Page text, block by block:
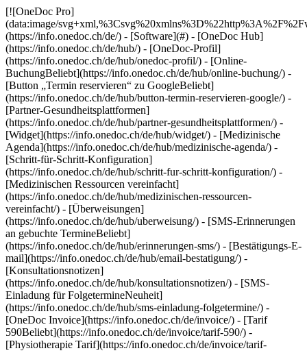
[![OneDoc Pro](data:image/svg+xml,%3Csvg%20xmlns%3D%22http%3A%2F%2Fwww.w3.org%2F2000%2Fsvg%22%20viewBox%3D%220%200%20110%2021%22%3E%3C%2Fsvg%3E)](https://info.onedoc.ch/de/) - [Software](#) - [OneDoc Hub](https://info.onedoc.ch/de/hub/) - [OneDoc-Profil](https://info.onedoc.ch/de/hub/onedoc-profil/) - [Online-BuchungBeliebt](https://info.onedoc.ch/de/hub/online-buchung/) - [Button „Termin reservieren“ zu GoogleBeliebt](https://info.onedoc.ch/de/hub/button-termin-reservieren-google/) - [Partner-Gesundheitsplattformen](https://info.onedoc.ch/de/hub/partner-gesundheitsplattformen/) - [Widget](https://info.onedoc.ch/de/hub/widget/) - [Medizinische Agenda](https://info.onedoc.ch/de/hub/medizinische-agenda/) - [Schritt-für-Schritt-Konfiguration](https://info.onedoc.ch/de/hub/schritt-fur-schritt-konfiguration/) - [Medizinischen Ressourcen vereinfacht](https://info.onedoc.ch/de/hub/medizinischen-ressourcen-vereinfacht/) - [Überweisungen](https://info.onedoc.ch/de/hub/uberweisung/) - [SMS-Erinnerungen an gebuchte TermineBeliebt](https://info.onedoc.ch/de/hub/erinnerungen-sms/) - [Bestätigungs-E-mail](https://info.onedoc.ch/de/hub/email-bestatigung/) - [Konsultationsnotizen](https://info.onedoc.ch/de/hub/konsultationsnotizen/) - [SMS-Einladung für FolgetermineNeuheit](https://info.onedoc.ch/de/hub/sms-einladung-folgetermine/) - [OneDoc Invoice](https://info.onedoc.ch/de/invoice/) - [Tarif 590Beliebt](https://info.onedoc.ch/de/invoice/tarif-590/) - [Physiotherapie Tarif](https://info.onedoc.ch/de/invoice/tarif-physiotherapie/) - [PsyTarif (581/582)Neuheit](https://info.onedoc.ch/de/invoice/psytarif/) - [Tarif Swiss Dental Hygienist (SDH)](https://info.onedoc.ch/de/invoice/tarif-sdh/) - [Tarif 595Demnächst](https://info.onedoc.ch/de/tarif-595/) - [Covercard](https://info.onedoc.ch/de/invoice/covercard/) - [QR-Rechnung](https://info.onedoc.ch/de/invoice/qr-rechnung/) - [Sicherer Rechnungsversand an Patient:innen (TG)](https://info.onedoc.ch/de/invoice/tiers-garant-rechnungen/) - [Rechnungsübermittlung an Versicherungen (TP)](https://info.onedoc.ch/de/invoice/tiers-payant-rechnungen/) - [Zahlungserinnerungen](https://info.onedoc.ch/de/invoice/zahlungserinnerungen/) - [Zahlungsabgleich](https://info.onedoc.ch/de/invoice/automatischer-zahlungsabgleich/) - [Jahresabschlüsse](https://info.onedoc.ch/de/invoice/jahresabschluessen/) - [MWST-Abrechnung](https://info.onedoc.ch/de/invoice/mwst-abrechnung/) - [Statistiken](https://info.onedoc.ch/de/invoice/statistiken/) - [Emma: KI-TelefonassistentinIn Einführung](https://info.onedoc.ch/de/emma-telefonassistentin/) - [OneDoc LinkNeuheit](https://info.onedoc.ch/de/link/) - [OneDoc InboxIn Einführung](https://info.onedoc.ch/de/inbox/) - [MedikamentenanfragenNeuheit](https://info.onedoc.ch/de/inbox/medikamentenanfragen/) - [OneDoc Visio](https://info.onedoc.ch/de/visio/) - [Videosprechstunden Badge](https://info.onedoc.ch/de/visio/abzeichen-videosprechstunde/) - [Modul für VideosprechstundeBeliebt](https://info.onedoc.ch/de/visio/videosprechstundenmodul/) - [Bildschirm Teilen](https://info.onedoc.ch/de/visio/bildschirmfreigabe/) - [Videosprechstunde Hintergrund](https://info.onedoc.ch/de/visio/videosprechstunde-hintergrund/) - [Audio und Video Einstellungen](https://info.onedoc.ch/de/visio/audio-video-einstellungen/) - [Lösungen](#) - [Ihre Anliegen](https://info.onedoc.ch/de/beduerfnisse/) - [Erhöhen Sie die Sichtbarkeit Ihrer Praxis](https://info.onedoc.ch/de/beduerfnisse/sichtbarkeit/) - [Gewinnen Sie neue Patienten](https://info.onedoc.ch/de/beduerfnisse/gewinnen-neue-patienten/) - [Binden Sie Ihre PatientenBeliebt](https://info.onedoc.ch/de/beduerfnisse/biden-sie-ihre-patienten/) - [Bringen Sie Patienten zum richtigen Zeitpunkt zurück](https://info.onedoc.ch/de/beduerfnisse/bringen-patienten-zuruck-nachfolgetermine/) - [Verwalten Sie komplexe Terminabfolgen](https://info.onedoc.ch/de/beduerfnisse/verwalten-komplexe-terminabfolgen/) - [Behalten Sie Ihre Patienten in Ihrem Netzwerk](https://info.onedoc.ch/de/beduerfnisse/behalten-patienten-netzwerk/) - [Überweisen Sie PatientenBeliebt](https://info.onedoc.ch/de/beduerfnisse/uberweisen-ihre-patienten/) - [Erhalten Sie qualifizierte Überweisungen](https://info.onedoc.ch/de/beduerfnisse/erhalten-sie-qualifizierte-uberweisungen/) - [Limitieren Sie die Anzahl an No-ShowsBeliebt](https://info.onedoc.ch/de/beduerfnisse/limitieren-no-shows/) - [Bearbeiten Sie mehr Patient:innenanfragen](https://info.onedoc.ch/de/beduerfnisse/mehr-patientenanfragen-bearbeiten/) - [Reduzieren Sie die Anzahl eingehender AnrufeBeliebt](https://info.onedoc.ch/de/beduerfnisse/anrufe-reduzieren/) - [Bleiben Sie mit Ihren Patienten in Verbindung](https://info.onedoc.ch/de/beduerfnisse/bleiben-kontakt-dank-telekonsultation/) - [Erstellen und verwalten Sie Ihre Rechnungen](https://info.onedoc.ch/de/beduerfnisse/konforme-rechnungen-erstellen/) - [Ihr Fachgebiet](https://info.onedoc.ch/de/fachgebiet/) - [AllgemeinmedizinerBeliebt](https://info.onedoc.ch/de/fachgebiet/allgemeinmediziner/) - [Facharzt](https://info.onedoc.ch/de/fachgebiet/facharzt/) - [Zahnarzt](https://info.onedoc.ch/de/fachgebiet/zahnarzt/) - [Dentalhygieniker](https://info.onedoc.ch/de/fachgebiet/dentalhygieniker/) - [Physiotherapeut](https://info.onedoc.ch/de/fachgebiet/physiotherapeut/) - [Therapeut](https://info.onedoc.ch/de/fachgebiet/therapeut/) - [Psychologe](https://info.onedoc.ch/de/fachgebiet/psychologe/) - [Psychotherapeut](https://info.onedoc.ch/de/fachgebiet/psychotherapeut/) - [Augenarzt](https://info.onedoc.ch/de/fachgebiet/augenarzt/) - [DermatologeBeliebt](https://info.onedoc.ch/de/fachgebiet/dermatologe/) - [Kinderarzt](https://info.onedoc.ch/de/fachgebiet/kinderarzt/) - [Gynäkologe](https://info.onedoc.ch/de/fachgebiet/gynakologe/) - [Ästhetische Medizin](https://info.onedoc.ch/de/fachgebiet/aesthetische-medizin/) - [Ihre Gesundheitseinrichtung](https://info.onedoc.ch/de/fachgebiet/) - [Medizinisches Zentrum](https://info.onedoc.ch/de/fachgebiet/medizinische-zentrum/) - [Spital](https://info.onedoc.ch/de/fachgebiet/spital/) - [Apotheke](https://info.onedoc.ch/de/fachgebiet/apotheke/) - [Radiologiezentrum](https://info.onedoc.ch/de/fachgebiet/radiologiezentrum/) - [Medizinisches Analyselabor](https://info.onedoc.ch/de/fachgebiet/medizinische-analyselabore/) - [Hörgeräteakustiker](https://info.onedoc.ch/de/fachgebiet/hoergeraeteakustiker/) - [Optiker](https://info.onedoc.ch/de/fachgebiet/optiker/) - [Schnittstellen](#) - [A-D](#) - [Aeskulap](https://info.onedoc.ch/de/schnittstellen/aeskulap/) - [amétiq siMed](https://info.onedoc.ch/de/schnittstellen/ametiq-simed/) - [Axenita](https://info.onedoc.ch/de/schnittstellen/axenita-axonlab/) - [Carefolio](https://info.onedoc.ch/de/schnittstellen/carefolio/) - [curaMED](https://info.onedoc.ch/de/schnittstellen/curamed/) - [Delemed](https://info.onedoc.ch/de/schnittstellen/delemed/) - [DentaGest](https://info.onedoc.ch/de/schnittstellen/dentagest/) - [Denteo](https://info.onedoc.ch/de/schnittstellen/denteo/) - [E-G](#) - [E-Medicus](https://info.onedoc.ch/de/schnittstellen/e-medicus/) - [E-PAT](https://info.onedoc.ch/de/schnittstellen/e-pat/) - [ElexisNeuheit](https://info.onedoc.ch/de/schnittstellen/elexis/) - [ePaad](https://info.onedoc.ch/de/schnittstellen/epaad/) - [ePhysio](https://info.onedoc.ch/de/schnittstellen/ephysio/) - [ergodent](https://info.onedoc.ch/de/schnittstellen/ergodent/) - [Eyesoft](https://info.onedoc.ch/de/schnittstellen/eyesoft/) - [Google Calendar](https://info.onedoc.ch/de/schnittstellen/google-calendar/) - [H-M](#) - [Handylife](https://info.onedoc.ch/de/schnittstellen/handy-patients/) - [Hexabit Luna](https://info.onedoc.ch/de/schnittstellen/hexabit-luna/) - [ifaNeuheit](https://info.onedoc.ch/de/schnittstellen/ifa/) - [KISIM](https://info.onedoc.ch/de/schnittstellen/cistec-kisim/) - [Liris](https://info.onedoc.ch/de/schnittstellen/liris/) - [Medes](https://info.onedoc.ch/de/schnittstellen/medes/) - [MediCloud](https://info.onedoc.ch/de/schnittstellen/medicloud/) - [MediOnline](https://info.onedoc.ch/de/schnittstellen/medionline-aerztekasse/) - [Mediway](https://info.onedoc.ch/de/schnittstellen/mediway/) - [N-Q](#) - [NereidaNeuheit](https://info.onedoc.ch/de/schnittstellen/nereida/) - [NEXUS](https://info.onedoc.ch/de/schnittstellen/nexus/) - [Oplus](https://info.onedoc.ch/de/schnittstellen/oplus/) - [Outlook](https://info.onedoc.ch/de/schnittstellen/outlook/) - [PhysioApp](https://info.onedoc.ch/de/schnittstellen/physioapp/) - [Polavis](https://info.onedoc.ch/de/schnittstellen/polavis/) - [Polypoint](https://info.onedoc.ch/de/schnittstellen/polypoint/) - [PraxinovaNeuheit](https://info.onedoc.ch/de/schnittstellen/praxinova/) - [ProPharma](https://info.onedoc.ch/de/schnittstellen/propharma/) - [Pulse Medica](https://info.onedoc.ch/de/schnittstellen/pulse-medica/) - [R-Z](#) - [RockethealthNeuheit](https://info.onedoc.ch/de/schnittstellen/rockethealth/) - [SOFTplus](https://info.onedoc.ch/de/schnittstellen/softplus/) - [Sokle](https://info.onedoc.ch/de/schnittstellen/sokle/) - [tomedoNeuheit](https://info.onedoc.ch/de/schnittstellen/tomedo/) - [Vitomed](https://info.onedoc.ch/de/schnittstellen/vitomed-vitodata/) - [WinLogie](https://info.onedoc.ch/de/schnittstellen/winlogie/) - [WinMed](https://info.onedoc.ch/de/schnittstellen/winmed/) - [ZaWin](https://info.onedoc.ch/de/schnittstellen/zawin/) - [Alle unsere Schnittstellen](https://info.onedoc.ch/de/schnittstellen/) - [Ressourcen](#)